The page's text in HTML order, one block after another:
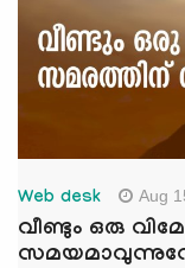
Web desk Aug
വീണ്ടും ഒരു